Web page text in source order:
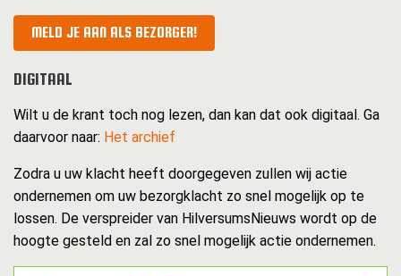
MELD JE AAN ALS BEZORGER!
DIGITAAL
Wilt u de krant toch nog lezen, dan kan dat ook digitaal. Ga
daarvoor naar: Het archief
Zodra u uw klacht heeft doorgegeven zullen wij actie
ondernemen om uw bezorgklacht zo snel mogelijk op te
lossen. De verspreider van HilversumsNieuws wordt op de
hoogte gesteld en zal zo snel mogelijk actie ondernemen.